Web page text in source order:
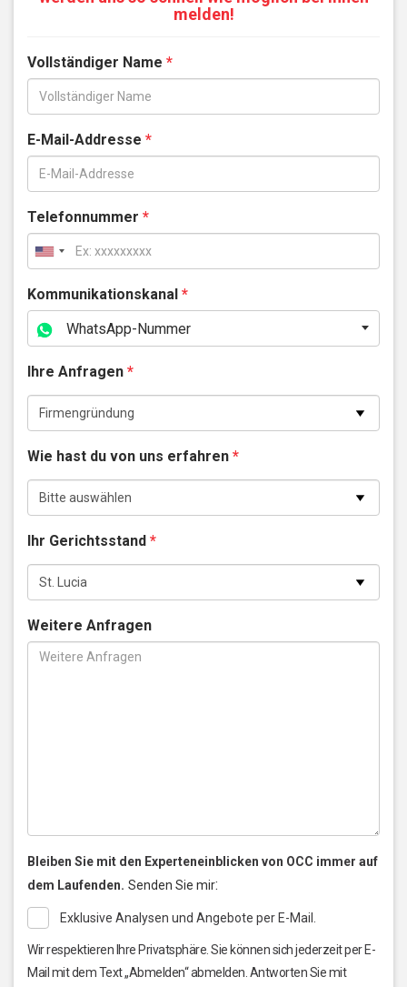
melden!
Vollständiger Name *
E-Mail-Addresse *
Telefonnummer *
Kommunikationskanal *
WhatsApp-Nummer
Ihre Anfragen *
Wie hast du von uns erfahren *
Ihr Gerichtsstand *
Weitere Anfragen
Bleiben Sie mit den Experteneinblicken von OCC immer auf
dem Laufenden. Senden Sie mir:
Exklusive Analysen und Angebote per E-Mail.
Wir respektieren Ihre Privatsphäre. Sie können sich jederzeit per E-
Mail mit dem Text „Abmelden“ abmelden. Antworten Sie mit